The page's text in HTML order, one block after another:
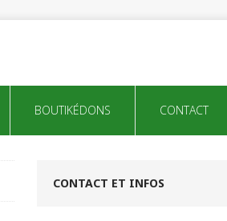
BOUTIKÉDONS CONTACT
CONTACT ET INFOS